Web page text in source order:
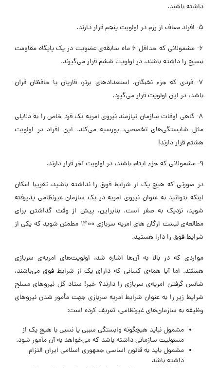
داشته باشند.
۵- افراد معاف از رزم در اولویت پنجم قرار دارند.
۶- مشمولانی که حداقل ۶ ماه سابقه‌ی عضویت در یک پایگاه مقاومت
بسیج را داشته باشند، در اولویت ششم قرار می‌گیرند.
۷- فردی که جزء نخبگان، استعدادهای برتر، قاریان یا حافظان قرآن
باشد، در این اولویت قرار می‌گیرد.
۸- گاهی اوقات سازمان نیازمند نیروی امریه یک فرد خاص را به دلایلی
مثل شایستگی‌های تخصصی، بورسیه می‌کند. این افراد در اولویت
هشتم قرار دارند!
۹- مشمولانی که جزء ایتام باشند، در اولویت آخر قرار دارند.
در صورتی که هیچ یک از شرایط فوق را نداشته باشید، تقریبا امکان
اینکه بتوانید به عنوان نیروی امریه در یک سازمان غیرنظامی پذیرفته
شوید، نزدیک به صفر است. بنابراین، پیش از وقت گذاشتن برای
مطالعه‌ی لیست ارگان های امریه سربازی ۱۴۰۰ مطمئن شوید که یکی از
شرایط فوق را دارا هستید.
مواردی که در بالا به آن‌ها اشاره شد، اولویت‌های امریه‌ی سربازی
هستند. اما آیا همه‌ی کسانی که دارای یک از شرایط فوق می‌باشند،
شانس گرفتن امریه‌ی سربازی را دارند؟ خیر! ستاد کل نیروهای مسلح
شرایط زیر را به عنوان شرایط امریه سربازی جهت مأمور شدن نیروهای
وظیفه به سازمان‌های غیرنظامی، تعریف کرده است:
مشمول نباید هیچگونه وابستگی سببی یا نسبی با هیچ یک از
مسئولیت سازمانی داشته باشد که می‌خواهد به آن مأمور شود.
مشمول باید به قانون اساسی جمهوری اسلامی ایران التزام
داشته باشد